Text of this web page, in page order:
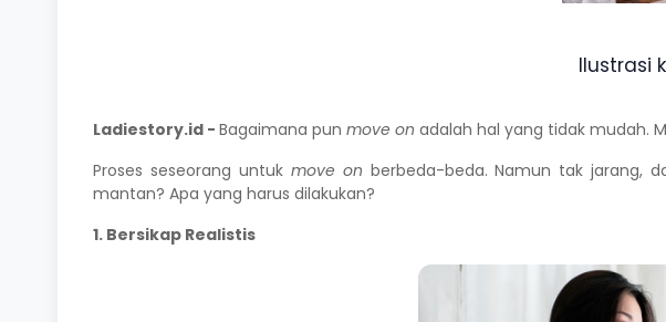
Ilustrasi
Ladiestory.id - Bagaimana pun move on adalah hal yang tidak mudah.
Proses seseorang untuk move on berbeda-beda. Namun tak jarang,
mantan? Apa yang harus dilakukan?
1. Bersikap Realistis